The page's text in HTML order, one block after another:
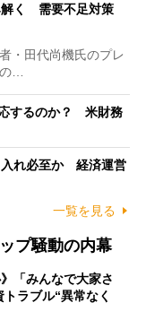
解く 需要不足対策
・田代尚機氏のプレ
…
するのか？ 米財務
入れ必至か 経済運営
一覧を見る
プ騒動の内幕
「みんなで大家さ
ラブル“異常なく